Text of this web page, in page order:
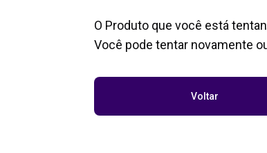
O Produto que você está
Você pode tentar novamente
Voltar